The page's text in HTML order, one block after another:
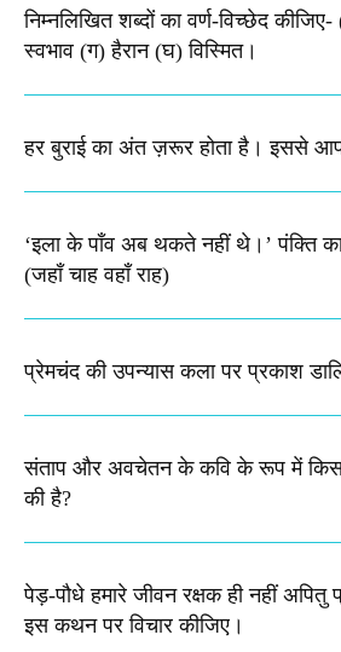
निम्नलिखित शब्दों का वर्ण-विच्छेद
स्वभाव (ग) हैरान (घ) विस्मित।
हर बुराई का अंत ज़रूर होता है। इससे
‘इला के पाँव अब थकते नहीं थे।’ पंक्ति
(जहाँ चाह वहाँ राह)
प्रेमचंद की उपन्यास कला पर प्रकाश
संताप और अवचेतन के कवि के रूप में किस
की है?
पेड़-पौधे हमारे जीवन रक्षक ही नहीं अपितु
इस कथन पर विचार कीजिए।